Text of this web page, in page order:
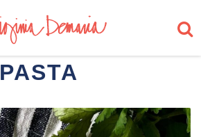
PASTA